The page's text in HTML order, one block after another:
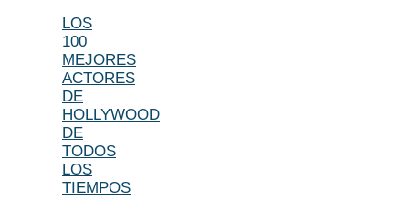
LOS
100
MEJORES
ACTORES
DE
HOLLYWOOD
DE
TODOS
LOS
TIEMPOS